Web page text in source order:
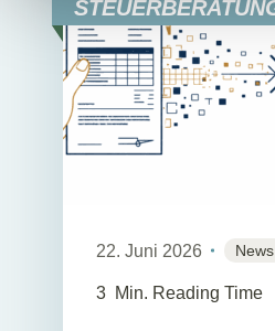
22. Juni 2026 News
3 Min. Reading Time